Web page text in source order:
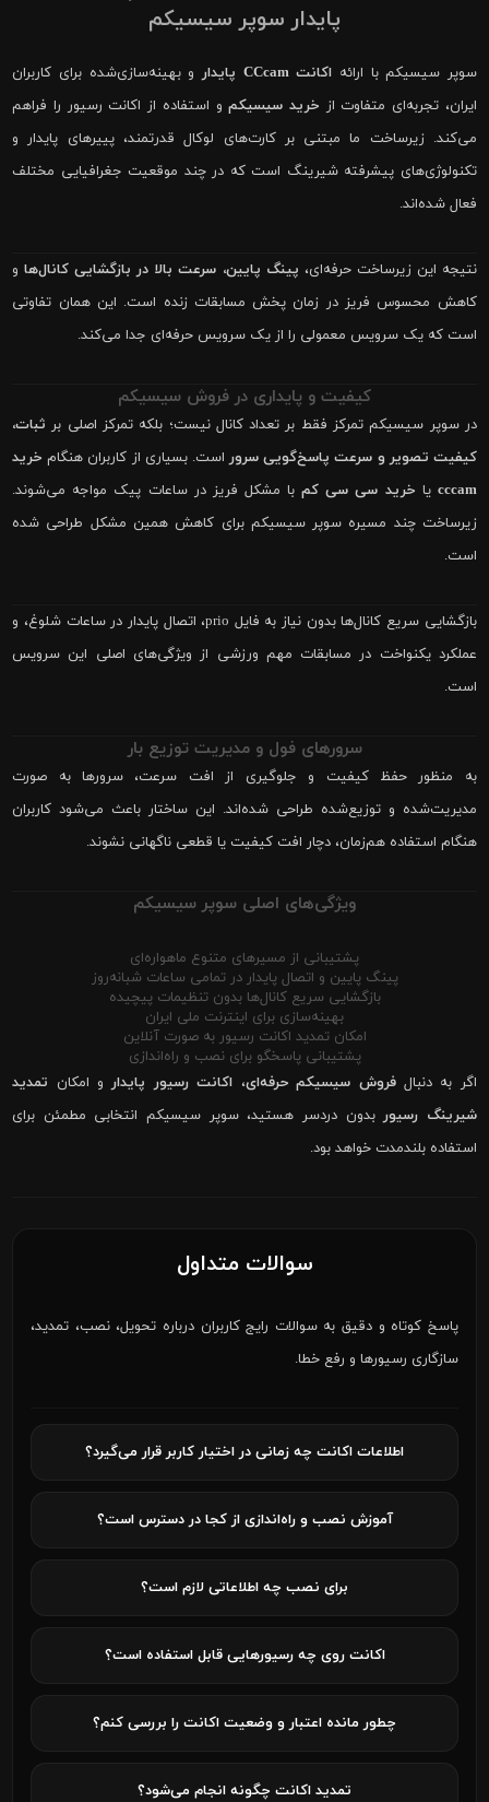
پایدار سوپر سیسیکم
سوپر سیسیکم با ارائه اکانت CCcam پایدار
و بهینه‌سازی‌شده برای کاربران
ایران، تجربه‌ای متفاوت از خرید سیسیکمو استفاده از اکانت رسیور را فراهم
می‌کند. زیرساخت ما مبتنی بر کارت‌های لوکال قدرتمند، پییرهای پایدار و
تکنولوژی‌های پیشرفته شیرینگ است که در چند موقعیت جغرافیایی مختلف
فعال شده‌اند.
نتیجه این زیرساخت حرفه‌ای، پینگ پایین، سرعت بالا در بازگشایی کانال‌هاو
کاهش محسوس فریز در زمان پخش مسابقات زنده است. این همان تفاوتی
است که یک سرویس معمولی را از یک سرویس حرفه‌ای جدا می‌کند.
کیفیت و پایداری در فروش سیسیکم
در سوپر سیسیکم تمرکز فقط بر تعداد کانال نیست؛ بلکه تمرکز اصلی بر ثبات،
کیفیت تصویر و سرعت پاسخ‌گویی سروراست. بسیاری از کاربران هنگام خرید
cccam یا خرید سی سی کمبا مشکل فریز در ساعات پیک مواجه می‌شوند.
زیرساخت چند مسیره سوپر سیسیکم برای کاهش همین مشکل طراحی شده
است.
بازگشایی سریع کانال‌ها بدون نیاز به فایل prio، اتصال پایدار در ساعات شلوغ، و
عملکرد یکنواخت در مسابقات مهم ورزشی از ویژگی‌های اصلی این سرویس
است.
سرورهای فول و مدیریت توزیع بار
به منظور حفظ کیفیت و جلوگیری از افت سرعت، سرورها به صورت
مدیریت‌شده و توزیع‌شده طراحی شده‌اند. این ساختار باعث می‌شود کاربران
هنگام استفاده هم‌زمان، دچار افت کیفیت یا قطعی ناگهانی نشوند.
ویژگی‌های اصلی سوپر سیسیکم
پشتیبانی از مسیرهای متنوع ماهواره‌ای
پینگ پایین و اتصال پایدار در تمامی ساعات شبانه‌روز
بازگشایی سریع کانال‌ها بدون تنظیمات پیچیده
بهینه‌سازی برای اینترنت ملی ایران
امکان تمدید اکانت رسیور به صورت آنلاین
پشتیبانی پاسخگو برای نصب و راه‌اندازی
اگر به دنبالفروش سیسیکم حرفه‌ای، اکانت رسیور پایدارو امکان تمدید
شیرینگ رسیوربدون دردسر هستید، سوپر سیسیکم انتخابی مطمئن برای
استفاده بلندمدت خواهد بود.
سوالات متداول
پاسخ کوتاه و دقیق به سوالات رایج کاربران درباره تحویل، نصب، تمدید،
سازگاری رسیورها و رفع خطا.
اطلاعات اکانت چه زمانی در اختیار کاربر قرار می‌گیرد؟
آموزش نصب و راه‌اندازی از کجا در دسترس است؟
برای نصب چه اطلاعاتی لازم است؟
اکانت روی چه رسیورهایی قابل استفاده است؟
چطور مانده اعتبار و وضعیت اکانت را بررسی کنم؟
تمدید اکانت چگونه انجام می‌شود؟